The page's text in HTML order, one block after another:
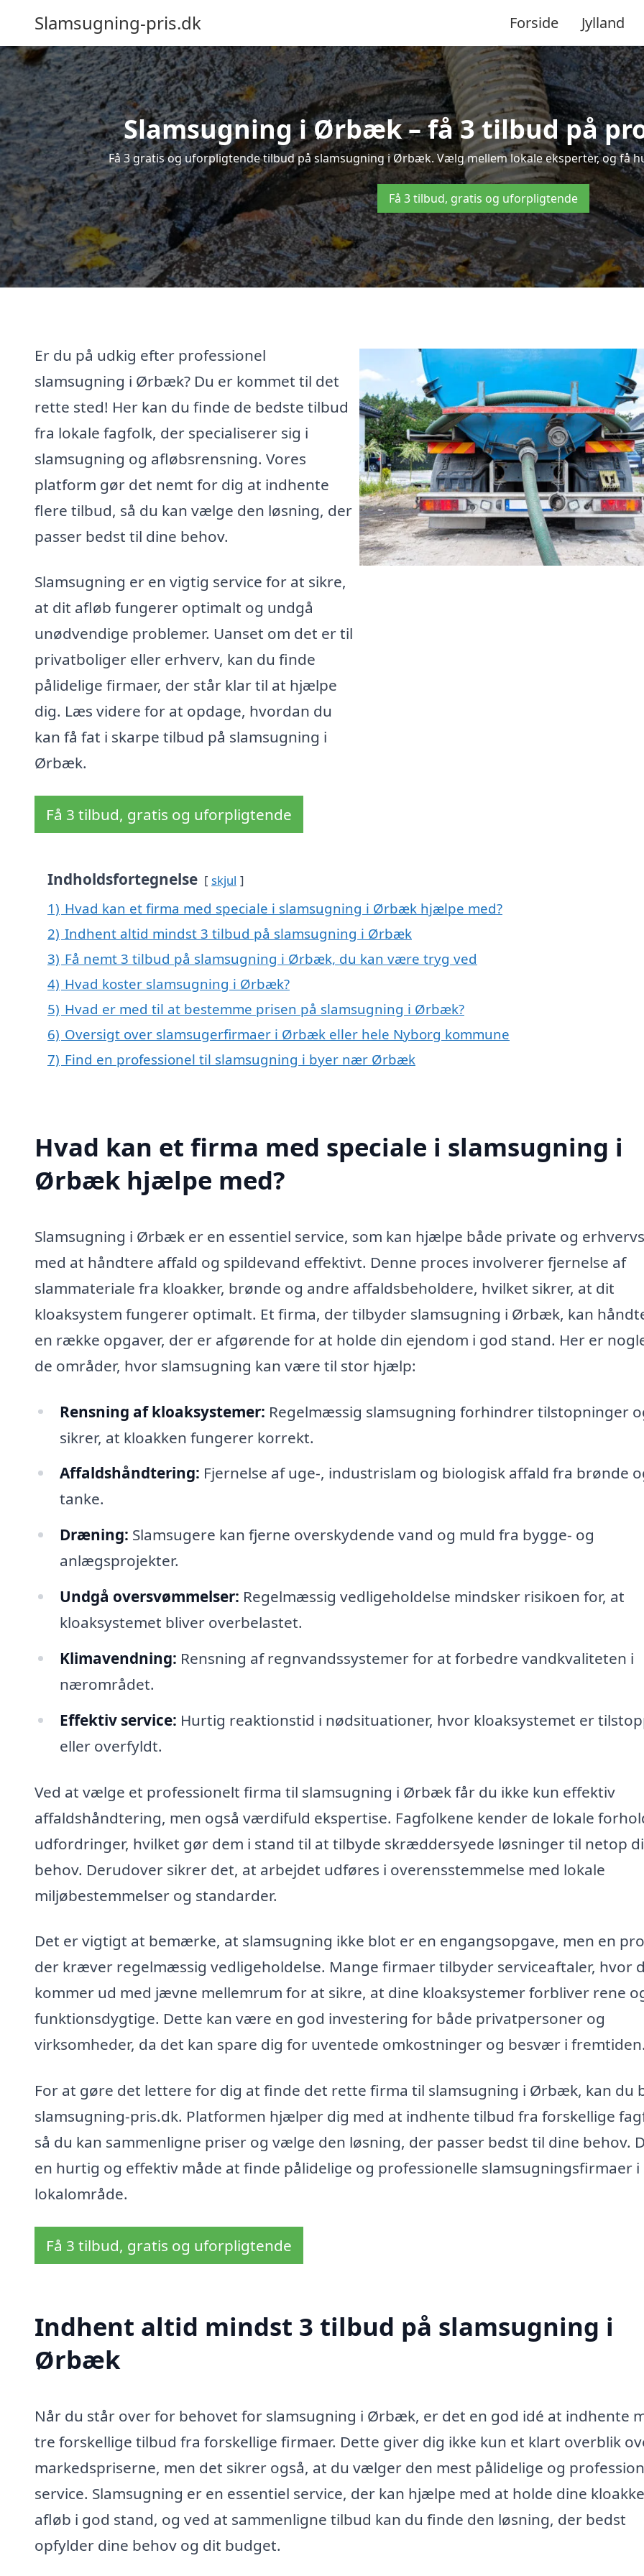
Slamsugning-pris.dk Forside Jylland
Slamsugning i Ørbæk – få 3 tilbud på
Få 3 gratis og uforpligtende tilbud på slamsugning i Ørbæk. Vælg mellem lokale eksperter, og få
Få 3 tilbud, gratis og uforpligtende
Er du på udkig efter professionel
slamsugning i Ørbæk? Du er kommet til det
rette sted! Her kan du finde de bedste tilbud
fra lokale fagfolk, der specialiserer sig i
slamsugning og afløbsrensning. Vores
platform gør det nemt for dig at indhente
flere tilbud, så du kan vælge den løsning, der
passer bedst til dine behov.
Slamsugning er en vigtig service for at sikre,
at dit afløb fungerer optimalt og undgå
unødvendige problemer. Uanset om det er til
privatboliger eller erhverv, kan du finde
pålidelige firmaer, der står klar til at hjælpe
dig. Læs videre for at opdage, hvordan du
kan få fat i skarpe tilbud på slamsugning i
Ørbæk.
Få 3 tilbud, gratis og uforpligtende
Indholdsfortegnelse skjul
1) Hvad kan et firma med speciale i slamsugning i Ørbæk hjælpe med?
2) Indhent altid mindst 3 tilbud på slamsugning i Ørbæk
3) Få nemt 3 tilbud på slamsugning i Ørbæk, du kan være tryg ved
4) Hvad koster slamsugning i Ørbæk?
5) Hvad er med til at bestemme prisen på slamsugning i Ørbæk?
6) Oversigt over slamsugerfirmaer i Ørbæk eller hele Nyborg kommune
7) Find en professionel til slamsugning i byer nær Ørbæk
Hvad kan et firma med speciale i slamsugning i
Ørbæk hjælpe med?
Slamsugning i Ørbæk er en essentiel service, som kan hjælpe både private og
med at håndtere affald og spildevand effektivt. Denne proces involverer fjernelse af
slammateriale fra kloakker, brønde og andre affaldsbeholdere, hvilket sikrer, at dit
kloaksystem fungerer optimalt. Et firma, der tilbyder slamsugning i Ørbæk, kan
en række opgaver, der er afgørende for at holde din ejendom i god stand. Her er
de områder, hvor slamsugning kan være til stor hjælp:
Rensning af kloaksystemer: Regelmæssig slamsugning forhindrer tilstopninger
sikrer, at kloakken fungerer korrekt.
Affaldshåndtering: Fjernelse af uge-, industrislam og biologisk affald fra brønde
tanke.
Dræning: Slamsugere kan fjerne overskydende vand og muld fra bygge- og
anlægsprojekter.
Undgå oversvømmelser: Regelmæssig vedligeholdelse mindsker risikoen for, at
kloaksystemet bliver overbelastet.
Klimavendning: Rensning af regnvandssystemer for at forbedre vandkvaliteten i
nærområdet.
Effektiv service: Hurtig reaktionstid i nødsituationer, hvor kloaksystemet er
eller overfyldt.
Ved at vælge et professionelt firma til slamsugning i Ørbæk får du ikke kun effektiv
affaldshåndtering, men også værdifuld ekspertise. Fagfolkene kender de lokale
udfordringer, hvilket gør dem i stand til at tilbyde skræddersyede løsninger til netop
behov. Derudover sikrer det, at arbejdet udføres i overensstemmelse med lokale
miljøbestemmelser og standarder.
Det er vigtigt at bemærke, at slamsugning ikke blot er en engangsopgave, men en
der kræver regelmæssig vedligeholdelse. Mange firmaer tilbyder serviceaftaler, hvor
kommer ud med jævne mellemrum for at sikre, at dine kloaksystemer forbliver rene
funktionsdygtige. Dette kan være en god investering for både privatpersoner og
virksomheder, da det kan spare dig for uventede omkostninger og besvær i fremtiden.
For at gøre det lettere for dig at finde det rette firma til slamsugning i Ørbæk, kan du
slamsugning-pris.dk. Platformen hjælper dig med at indhente tilbud fra forskellige
så du kan sammenligne priser og vælge den løsning, der passer bedst til dine behov.
en hurtig og effektiv måde at finde pålidelige og professionelle slamsugningsfirmaer i
lokalområde.
Få 3 tilbud, gratis og uforpligtende
Indhent altid mindst 3 tilbud på slamsugning i
Ørbæk
Når du står over for behovet for slamsugning i Ørbæk, er det en god idé at indhente
tre forskellige tilbud fra forskellige firmaer. Dette giver dig ikke kun et klart overblik
markedspriserne, men det sikrer også, at du vælger den mest pålidelige og
service. Slamsugning er en essentiel service, der kan hjælpe med at holde dine
afløb i god stand, og ved at sammenligne tilbud kan du finde den løsning, der bedst
opfylder dine behov og dit budget.